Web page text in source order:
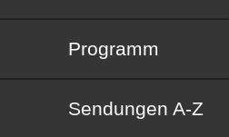
Programm
Sendungen von A
Sendungen A-Z